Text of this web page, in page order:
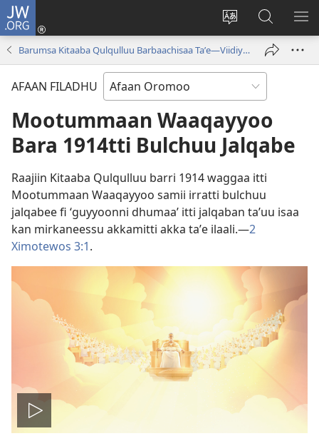
JW.ORG
Afaan
weebsaayitii
jijjiiri
Gali
(opens
new
window)
JW.ORG
Irraa
Barbaadi
Barumsa Kitaaba Qulqulluu Barbaachisaa Taʼe—Viidiyoowwan
AFAAN FILADHU
Mootummaan Waaqayyoo
Bara 1914tti Bulchuu Jalqabe
Raajiin Kitaaba Qulqulluu barri 1914 waggaa itti
Mootummaan Waaqayyoo samii irratti bulchuu
jalqabee fi ‘guyyoonni dhumaa’ itti jalqaban taʼuu isaa
kan mirkaneessu akkamitti akka taʼe ilaali.—2
Ximotewos 3:1.
Viidiyoo